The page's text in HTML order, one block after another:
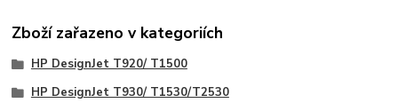
Zboží zařazeno v kategoriích
HP DesignJet T920/ T1500
HP DesignJet T930/ T1530/T2530